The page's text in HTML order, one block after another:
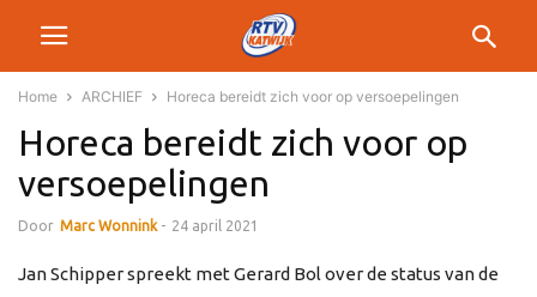
Home ARCHIEF Horeca bereidt zich voor op versoepelingen
Horeca bereidt zich voor op
versoepelingen
Door Marc Wonnink - 24 april 2021
Jan Schipper spreekt met Gerard Bol over de status van de